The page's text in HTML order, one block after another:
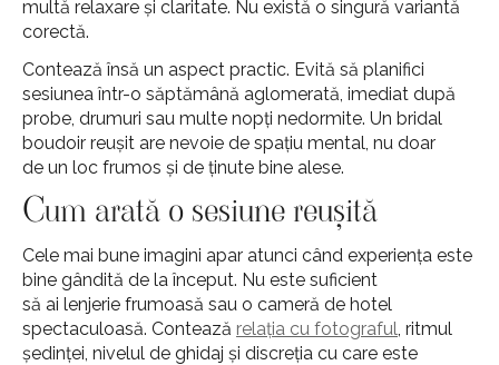
multă relaxare și claritate. Nu există o singură variantă
corectă.
Contează însă un aspect practic. Evită să planifici
sesiunea într-o săptămână aglomerată, imediat după
probe, drumuri sau multe nopți nedormite. Un bridal
boudoir reușit are nevoie de spațiu mental, nu doar
de un loc frumos și de ținute bine alese.
Cum arată o sesiune reușită
Cele mai bune imagini apar atunci când experiența este
bine gândită de la început. Nu este suficient
să ai lenjerie frumoasă sau o cameră de hotel
spectaculoasă. Contează relația cu fotograful , ritmul
ședinței, nivelul de ghidaj și discreția cu care este